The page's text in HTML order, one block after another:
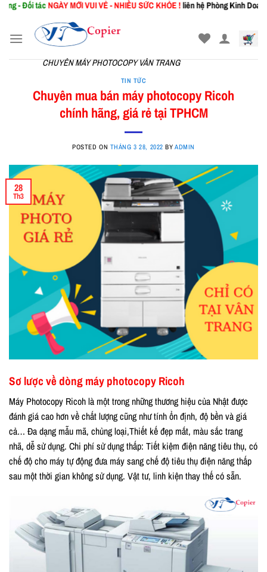
Skip
content
NGÀY MỚI VUI VẺ - NHIỀU SỨC KHỎE !liên hệ Phòng Kinh Doanh:
CHUYÊN MÁY PHOTOCOPY VÂN TRANG
TIN TỨC
Chuyên mua bán máy photocopy Ricoh
chính hãng, giá rẻ tại TPHCM
POSTED ON THÁNG 3 28, 2022 BY ADMIN
28
Th3
Sơ lược về dòng máy photocopy Ricoh
Máy Photocopy Ricoh là một trong những thương hiệu của Nhật được
đánh giá cao hơn về chất lượng cũng như tính ổn định, độ bền và giá
cả… Đa dạng mẫu mã, chủng loại,Thiết kế đẹp mắt, màu sắc trang
nhã, dễ sử dụng. Chi phí sử dụng thấp: Tiết kiệm điện năng tiêu thụ, có
chế độ cho máy tự động đưa máy sang chế độ tiêu thụ điện năng thấp
sau một thời gian không sử dụng. Vật tư, linh kiện thay thế có sẵn.